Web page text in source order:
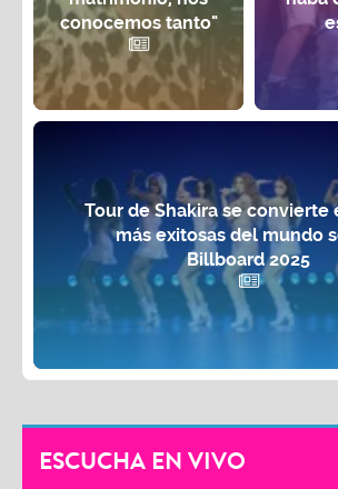
conocemos tanto"
Tour de Shakira se convierte
más exitosas del mundo
Billboard 2025
ESCUCHA EN VIVO